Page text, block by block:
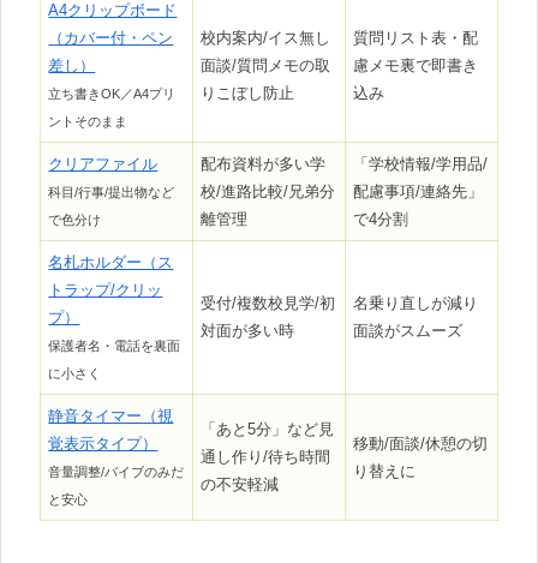
A4クリップボード
（カバー付・ペン
差し）
立ち書きOK／A4プリ
ントそのまま
校内案内/イス無し
面談/質問メモの取
りこぼし防止
質問リスト表・配
慮メモ裏で即書き
込み
クリアファイル
科目/行事/提出物など
で色分け
配布資料が多い学
校/進路比較/兄弟分
離管理
「学校情報/学用品/
配慮事項/連絡先」
で4分割
名札ホルダー（ス
トラップ/クリッ
プ）
保護者名・電話を裏面
に小さく
受付/複数校見学/初
対面が多い時
名乗り直しが減り
面談がスムーズ
静音タイマー（視
覚表示タイプ）
音量調整/バイブのみだ
と安心
「あと5分」など見
通し作り/待ち時間
の不安軽減
移動/面談/休憩の切
り替えに